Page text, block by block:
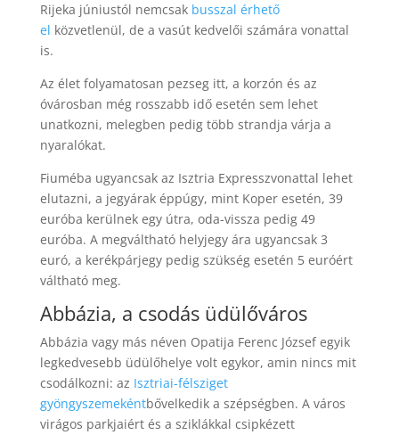
Rijeka júniustól nemcsak busszal érhető
el közvetlenül, de a vasút kedvelői számára vonattal
is.
Az élet folyamatosan pezseg itt, a korzón és az
óvárosban még rosszabb idő esetén sem lehet
unatkozni, melegben pedig több strandja várja a
nyaralókat.
Fiuméba ugyancsak az Isztria Expresszvonattal lehet
elutazni, a jegyárak éppúgy, mint Koper esetén, 39
euróba kerülnek egy útra, oda-vissza pedig 49
euróba. A megváltható helyjegy ára ugyancsak 3
euró, a kerékpárjegy pedig szükség esetén 5 euróért
váltható meg.
Abbázia, a csodás üdülőváros
Abbázia vagy más néven Opatija Ferenc József egyik
legkedvesebb üdülőhelye volt egykor, amin nincs mit
csodálkozni: az Isztriai-félsziget
gyöngyszemekéntbővelkedik a szépségben. A város
virágos parkjaiért és a sziklákkal csipkézett